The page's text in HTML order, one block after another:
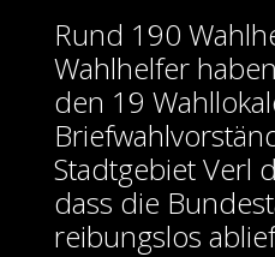
Rund 190
Wahlhelfer
den 19
Stadtgebiet Verl
dass die
reibungslos ablief